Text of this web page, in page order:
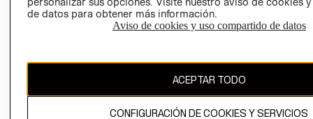
de datos para obtener más información.
Aviso de cookies y uso compartido de datos
ACEPTAR TODO
CONFIGURACIÓN DE COOKIES Y SERVICIOS